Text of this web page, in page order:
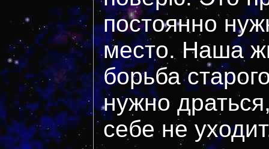
постоянно
место. Наша
борьба
нужно
себе не